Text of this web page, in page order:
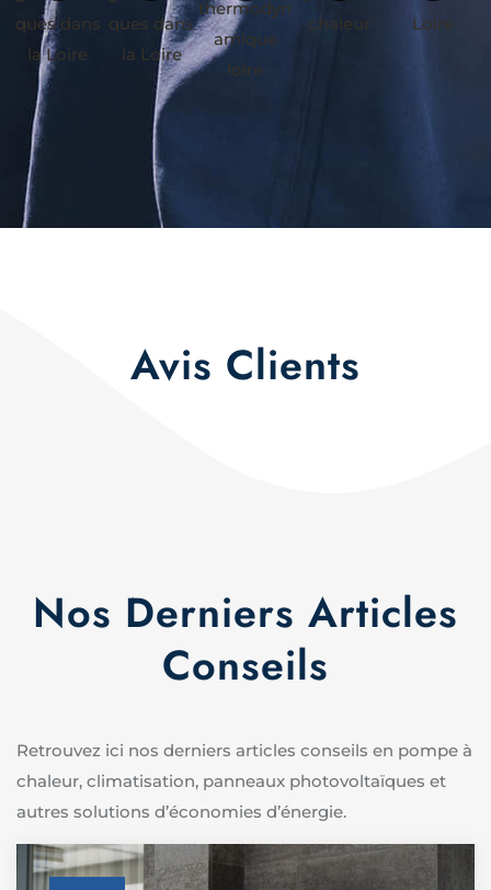
Avis Clients
Nos Derniers Articles
Conseils
Retrouvez ici nos derniers articles conseils en pompe à
chaleur, climatisation, panneaux photovoltaïques et
autres solutions d’économies d’énergie.